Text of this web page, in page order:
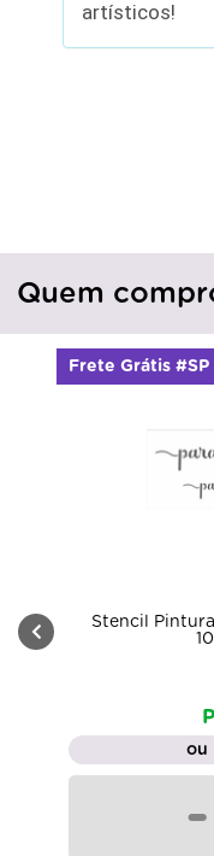
artísticos!
Quem
Stencil
ou
-
Frete Grátis #SP